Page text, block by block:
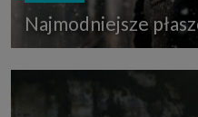
Najmodniejsze